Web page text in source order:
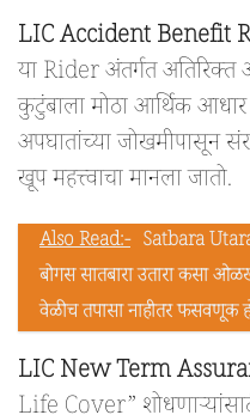
LIC Accident Benefit
या Rider अंतर्गत अतिरिक्त
कुटुंबाला मोठा आर्थिक
अपघातांच्या जोखमीपासून
खूप महत्त्वाचा मानला जातो.
Also Read:- Satbara
बोगस सातबारा उतारा कसा
वेळीच तपासा नाहीतर फसवणूक
LIC New Term